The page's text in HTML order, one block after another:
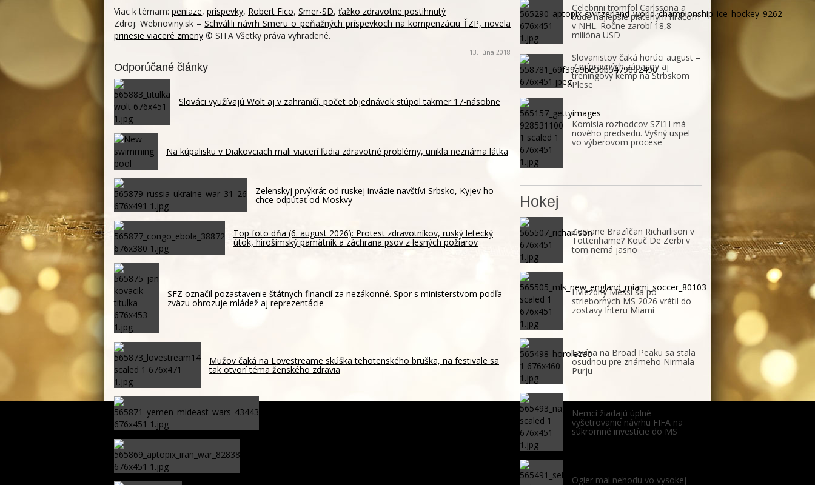
Viac k témam: peniaze, príspevky, Robert Fico, Smer-SD, ťažko zdravotne postihnutý
Zdroj: Webnoviny.sk –Schválili návrh Smeru o peňažných príspevkoch na kompenzáciu ŤZP, novela
prinesie viaceré zmeny © SITA Všetky práva vyhradené.
13. júna 2018
Odporúčané články
Slováci využívajú Wolt aj v zahraničí, počet objednávok stúpol takmer 17-násobne
Na kúpalisku v Diakovciach mali viacerí ľudia zdravotné problémy, unikla neznáma látka
Zelenskyj prvýkrát od ruskej invázie navštívi Srbsko, Kyjev ho
chce odpútať od Moskvy
Top foto dňa (6. august 2026): Protest zdravotníkov, ruský letecký
útok, hirošimský pamätník a záchrana psov z lesných požiarov
SFZ označil pozastavenie štátnych financií za nezákonné. Spor s ministerstvom podľa
zväzu ohrozuje mládež aj reprezentácie
Mužov čaká na Lovestreame skúška tehotenského bruška, na festivale sa
tak otvorí téma ženského zdravia
Celebrini tromfol Carlssona a
bude najlepšie plateným hráčom
v NHL. Ročne zarobí 18,8
milióna USD
Slovanistov čaká horúci august –
7 prípravných zápasov aj
tréningový kemp na Štrbskom
Plese
Komisia rozhodcov SZĽH má
nového predsedu. Vyšný uspel
vo výberovom procese
Hokej
Zostane Brazílčan Richarlison v
Tottenhame? Kouč De Zerbi v
tom nemá jasno
Hviezdny Messi sa po
strieborných MS 2026 vrátil do
zostavy Interu Miami
Lavína na Broad Peaku sa stala
osudnou pre známeho Nirmala
Purju
Nemci žiadajú úplné
vyšetrovanie návrhu FIFA na
súkromné investície do MS
Ogier mal nehodu vo vysokej